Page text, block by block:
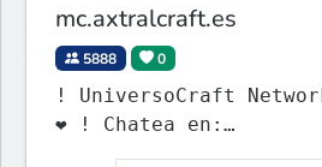
mc.axtralcraft.es
5888 0
! UniversoCraft
❤ ! Chatea en: